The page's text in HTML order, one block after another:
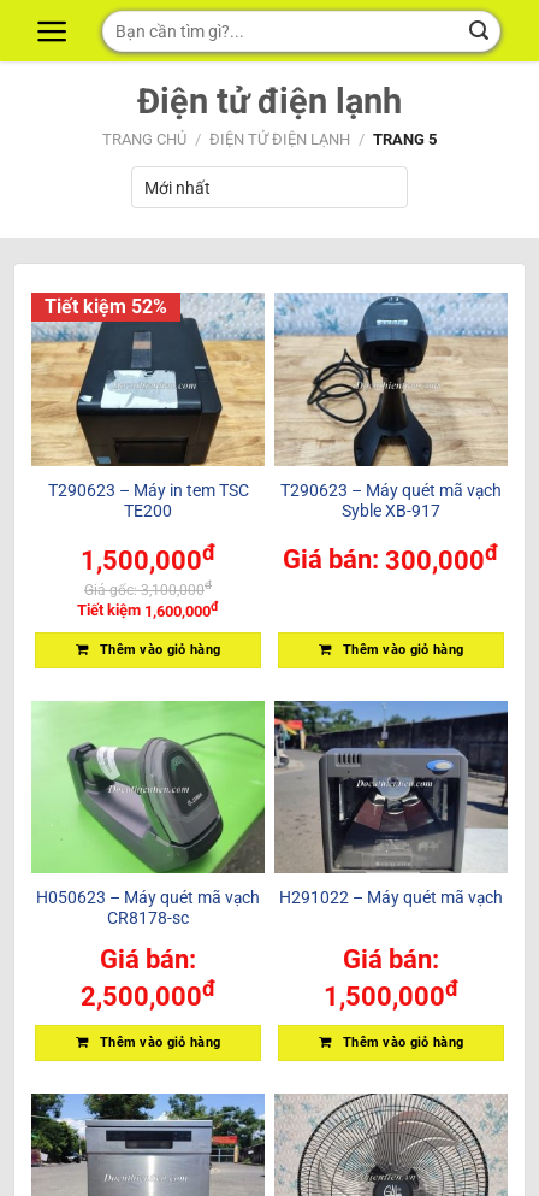
Tìm
kiếm:
Điện tử điện lạnh
TRANG CHỦ / ĐIỆN TỬ ĐIỆN LẠNH / TRANG 5
Tiết kiệm 52%
T290623 – Máy in tem TSC
TE200
1,500,000đ
Giá gốc:3,100,000đ
Tiết kiệm 1,600,000đ
Thêm vào giỏ hàng
T290623 – Máy quét mã vạch
Syble XB-917
Giá bán: 300,000đ
Thêm vào giỏ hàng
H050623 – Máy quét mã vạch
CR8178-sc
Giá bán:
2,500,000đ
Thêm vào giỏ hàng
H291022 – Máy quét mã vạch
Giá bán:
1,500,000đ
Thêm vào giỏ hàng